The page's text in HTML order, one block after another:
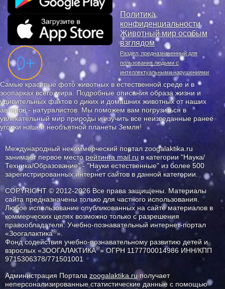
Политика
конфиденциальности
Животный мир особым
взглядом
Раздел, предназначенный для
пользования людьми с
интеллектуальными нарушениями
Самые красивые фото животных в естественной среде и в
зоопарках всего мира. Подробные описания образа жизни и
удивительных фактов о диких и домашних животных от наших
авторов - натуралистов. Мы поможем вам погрузиться в
увлекательный мир природы и изучить все неизведанные ранее
уголки нашей необъятной планеты Земля!
Международный некоммерческий портал zoogalaktika.ru
занимает первое месторейтинга mail.ru в категории "Наука/
Техника/Образование" - "Науки естественные" из более 500
зарегистрированных интернет сайтов в данной категории.
COPYRIGHT © 2012-2026 Все права защищены. Материалы
сайта предназначены только для частного использования.
Любое использование опубликованных на сайте материалов в
коммерческих целях возможно только с разрешения
правообладателя: Учебно-познавательный интернет-портал
«Зоогалактика®».
Фонд содействия учебно-познавательному развитию детей и
взрослых «ЗООГАЛАКТИКА®» ОГРН 1177700014986 ИНН/КПП
9715306378/771501001
Администрация Портала zoogalaktika.ruполучает
неперсонализированные статистические данные с помощью